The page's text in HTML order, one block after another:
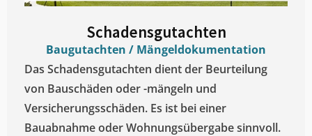
Schadensgutachten
Baugutachten / Mängeldokumentation
Das Schadensgutachten dient der Beurteilung
von Bauschäden oder -mängeln und
Versicherungsschäden. Es ist bei einer
Bauabnahme oder Wohnungsübergabe sinnvoll.